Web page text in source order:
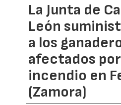
La Junta de
León
a los
afectados
incendio en
(Zamora)